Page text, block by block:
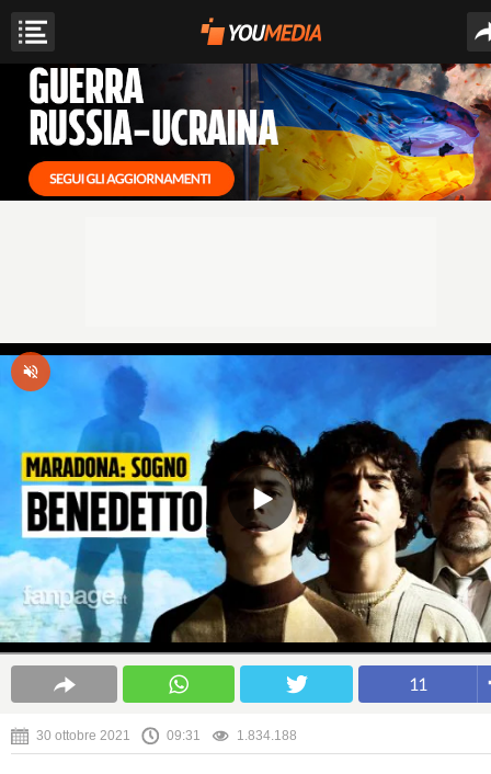
11
30 ottobre 2021 09:31 1.834.188